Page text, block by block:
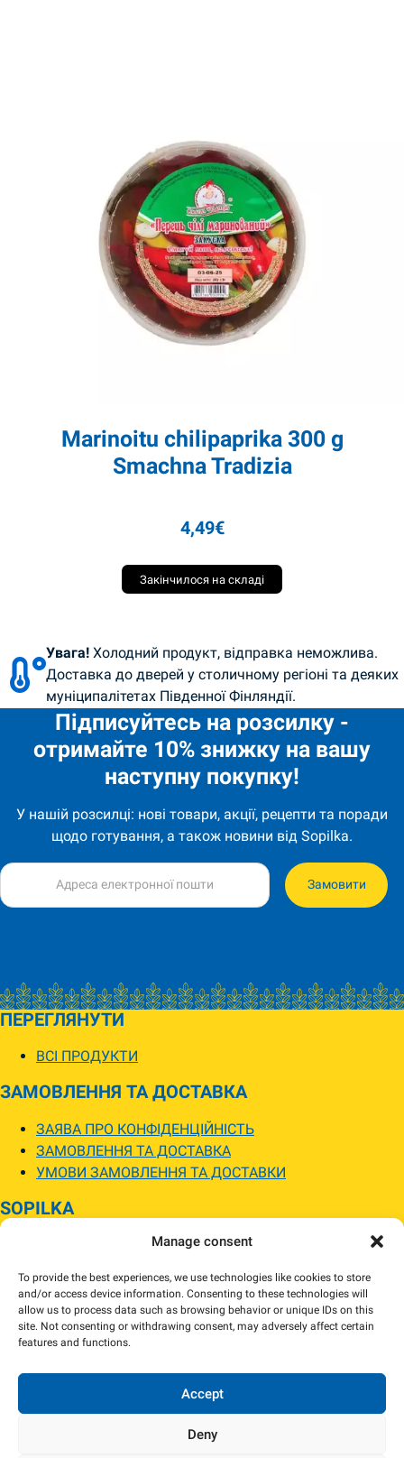
Manage consent
To provide the best experiences, we use technologies like cookies to store
and/or access device information. Consenting to these technologies will
allow us to process data such as browsing behavior or unique IDs on this
site. Not consenting or withdrawing consent, may adversely affect certain
features and functions.
Accept
Deny
Marinoitu chilipaprika 300 g
Smachna Tradizia
4,49€
Закінчилося на складі
Увага! Холодний продукт, відправка неможлива.
Доставка до дверей у столичному регіоні та деяких
муніципалітетах Південної Фінляндії.
Підписуйтесь на розсилку -
отримайте 10% знижку на вашу
наступну покупку!
У нашій розсилці: нові товари, акції, рецепти та поради
щодо готування, а також новини від Sopilka.
Замовити
ПЕРЕГЛЯНУТИ
ВСІ ПРОДУКТИ
ЗАМОВЛЕННЯ ТА ДОСТАВКА
ЗАЯВА ПРО КОНФІДЕНЦІЙНІСТЬ
ЗАМОВЛЕННЯ ТА ДОСТАВКА
УМОВИ ЗАМОВЛЕННЯ ТА ДОСТАВКИ
SOPILKA
МАГАЗИНИ SOPILKA
НОВИНИ
Зображення товарів на вебсайті можуть відрізнятися від їхнього
За потреби ми зв’яжемося та погодимо заміну.